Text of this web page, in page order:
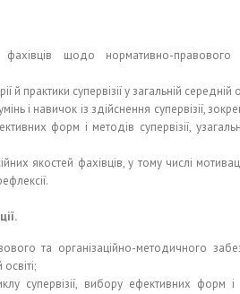
щодо нормативно-правового
практики супервізії у загальній середній
і навичок із здійснення супервізії,
форм і методів супервізії,
якостей фахівців, у тому числі
та організаційно-методичного
супервізії, вибору ефективних форм і